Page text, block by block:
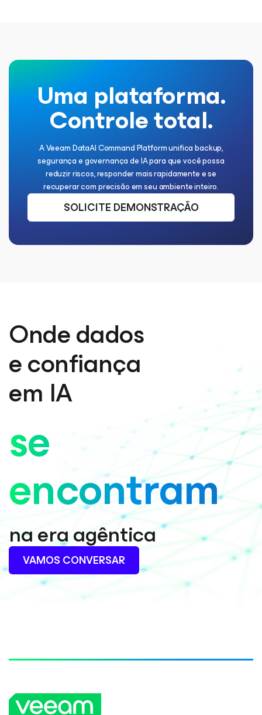
Uma plataforma.
Controle total.
A Veeam DataAI Command Platform unifica backup,
segurança e governança de IA para que você possa
reduzir riscos, responder mais rapidamente e se
recuperar com precisão em seu ambiente inteiro.
SOLICITE DEMONSTRAÇÃO
Onde dados
e confiança
em IA
se
encontram
na era agêntica
VAMOS CONVERSAR